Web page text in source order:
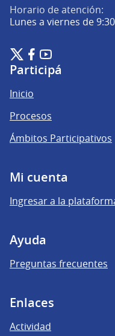
Horario de atención:
Lunes a viernes de
Plataforma de
(Enlace externo)
Plataforma de
(Enlace externo)
Plataforma de
(Enlace externo)
Participá
Inicio
Procesos
Ámbitos Participativos
Mi cuenta
Ingresar a la
Ayuda
Preguntas frecuentes
Enlaces
Actividad